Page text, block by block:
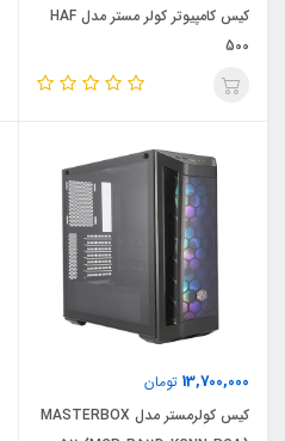
کیس کامپیوتر کولر مستر مدل HAF
500
13,700,000 تومان
کیس کولرمستر مدل MASTERBOX